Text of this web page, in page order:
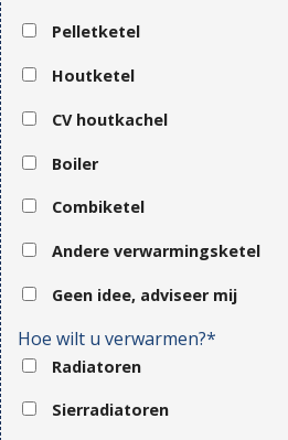
Pelletketel
Houtketel
CV houtkachel
Boiler
Combiketel
Andere verwarmingsketel
Geen idee, adviseer mij
Hoe wilt u verwarmen?*
Radiatoren
Sierradiatoren